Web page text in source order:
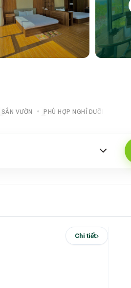
SÂN VƯỜN PHÙ HỢP NGHỈ DƯỠNG
Chi tiết